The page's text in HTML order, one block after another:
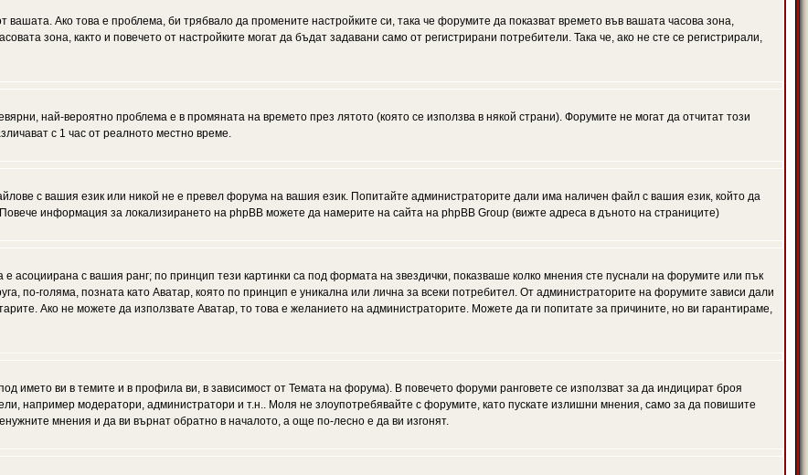
вашата. Ако това е проблема, би трябвало да промените настройките си, така че форумите да показват времето във вашата часова зона,
зона, както и повечето от настройките могат да бъдат задавани само от регистрирани потребители. Така че, ако не сте се регистрирали,
най-вероятно проблема е в промяната на времето през лятото (която се използва в някой страни). Форумите не могат да отчитат този
с 1 час от реалното местно време.
с вашия език или никой не е превел форума на вашия език. Попитайте администраторите дали има наличен файл с вашия език, който да
информация за локализирането на phpBB можете да намерите на сайта на phpBB Group (вижте адреса в дъното на страниците)
асоциирана с вашия ранг; по принцип тези картинки са под формата на звездички, показваше колко мнения сте пуснали на форумите или пък
по-голяма, позната като Аватар, която по принцип е уникална или лична за всеки потребител. От администраторите на форумите зависи дали
Ако не можете да използвате Аватар, то това е желанието на администраторите. Можете да ги попитате за причините, но ви гарантираме,
името ви в темите и в профила ви, в зависимост от Темата на форума). В повечето форуми ранговете се използват за да индицират броя
например модератори, администратори и т.н.. Моля не злоупотребявайте с форумите, като пускате излишни мнения, само за да повишите
мнения и да ви върнат обратно в началото, а още по-лесно е да ви изгонят.